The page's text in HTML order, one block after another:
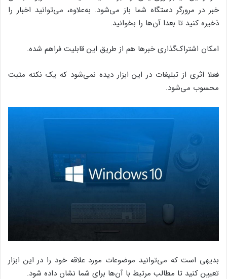
خبر در مرورگر دستگاه شما باز می‌شود. به‌علاوه، می‌توانید اخبار را
ذخیره کنید تا بعدا آن‌ها را بخوانید.
امکان اشتراک‌گذاری خبرها هم از طریق این قابلیت فراهم شده.
فعلا اثری از تبلیغات در این ابزار دیده نمی‌شود که یک نکته مثبت
محسوب می‌شود.
بدیهی است که می‌توانید موضوعات مورد علاقه خود را در این ابزار
تعیین کنید تا مطالب مرتبط با آن‌ها برای شما نشان داده شود.